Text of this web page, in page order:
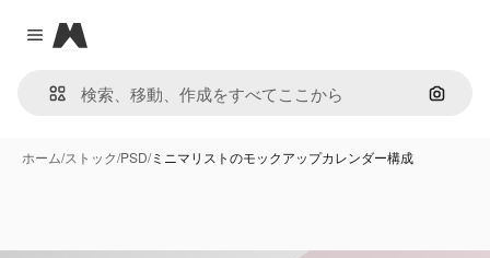
Close menu
Magnific
画像で
ホーム/ストック/PSD/ミニマリストのモックアップカレンダー構成